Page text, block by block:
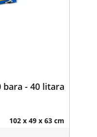
bara - 40 litara
102 x 49 x 63 cm